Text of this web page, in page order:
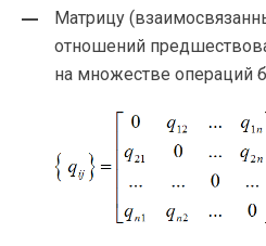
Матрицу
отношений
на множестве операций